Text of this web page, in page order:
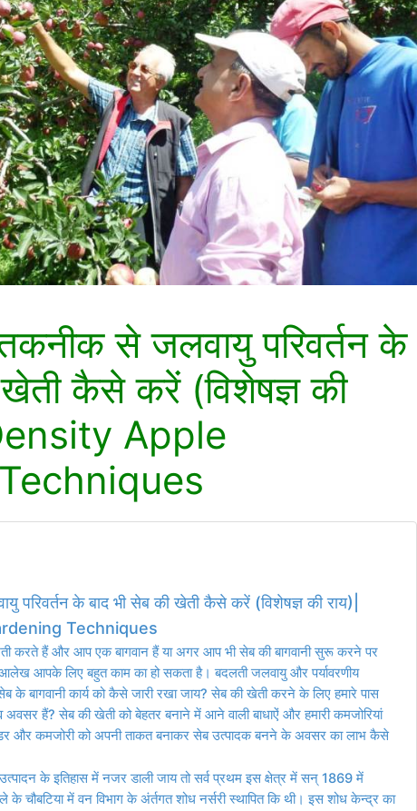
से जलवायु परिवर्तन के
कैसे करें (विशेषज्ञ की
Apple
परिवर्तन के बाद भी सेब की खेती कैसे करें (विशेषज्ञ की राय)|
Techniques
करते हैं और आप एक बागवान हैं या अगर आप भी सेब की बागवानी सुरू करने पर
आलेख आपके लिए बहुत काम का हो सकता है। बदलती जलवायु और पर्यावरणीय
सेब के बागवानी कार्य को कैसे जारी रखा जाय? सेब की खेती करने के लिए हमारे पास
हैं? सेब की खेती को बेहतर बनाने में आने वाली बाधाऐं और हमारी कमजोरियां
और कमजोरी को अपनी ताकत बनाकर सेब उत्पादक बनने के अवसर का लाभ कैसे
के इतिहास में नजर डाली जाय तो सर्व प्रथम इस क्षेत्र में सन् 1869 में
के चौबटिया में वन विभाग के अंर्तगत शोध नर्सरी स्थापित कि थी। इस शोध केन्द्र का